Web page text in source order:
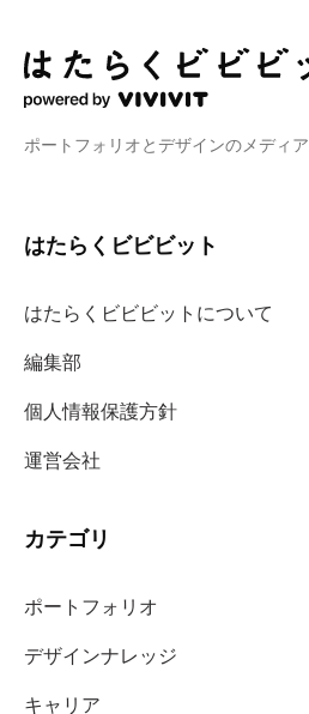
ポートフォリオとデザインのメディア
はたらくビビビット
はたらくビビビットについて
編集部
個人情報保護方針
運営会社
カテゴリ
ポートフォリオ
デザインナレッジ
キャリア